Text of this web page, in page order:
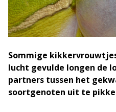
Sommige
lucht gevulde longen de
partners tussen het
soortgenoten uit te